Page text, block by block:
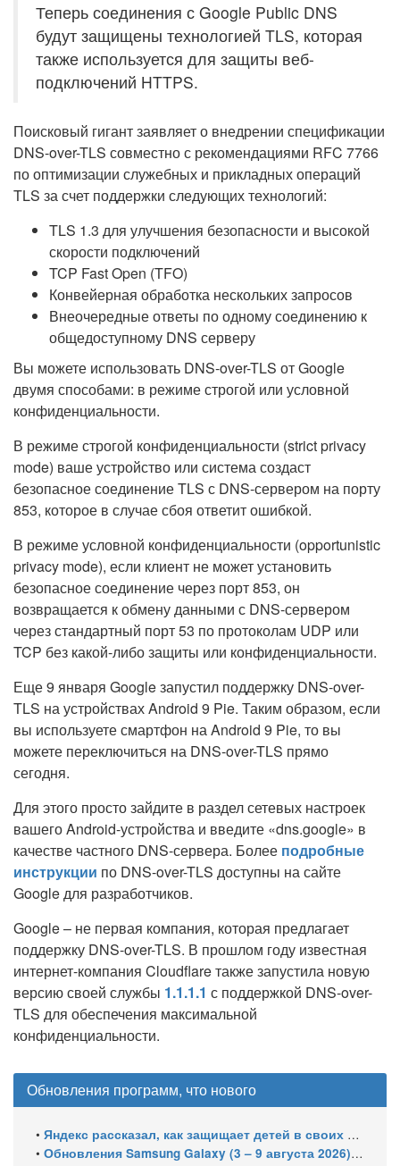
Теперь соединения с Google Public DNS
будут защищены технологией TLS, которая
также используется для защиты веб-
подключений HTTPS.
Поисковый гигант заявляет о внедрении спецификации
DNS-over-TLS совместно с рекомендациями RFC 7766
по оптимизации служебных и прикладных операций
TLS за счет поддержки следующих технологий:
TLS 1.3 для улучшения безопасности и высокой
скорости подключений
TCP Fast Open (TFO)
Конвейерная обработка нескольких запросов
Внеочередные ответы по одному соединению к
общедоступному DNS серверу
Вы можете использовать DNS-over-TLS от Google
двумя способами: в режиме строгой или условной
конфиденциальности.
В режиме строгой конфиденциальности (strict privacy
mode) ваше устройство или система создаст
безопасное соединение TLS с DNS-сервером на порту
853, которое в случае сбоя ответит ошибкой.
В режиме условной конфиденциальности (opportunistic
privacy mode), если клиент не может установить
безопасное соединение через порт 853, он
возвращается к обмену данными с DNS-сервером
через стандартный порт 53 по протоколам UDP или
TCP без какой-либо защиты или конфиденциальности.
Еще 9 января Google запустил поддержку DNS-over-
TLS на устройствах Android 9 Pie. Таким образом, если
вы используете смартфон на Android 9 Pie, то вы
можете переключиться на DNS-over-TLS прямо
сегодня.
Для этого просто зайдите в раздел сетевых настроек
вашего Android-устройства и введите «dns.google» в
качестве частного DNS-сервера. Более подробные
инструкции по DNS-over-TLS доступны на сайте
Google для разработчиков.
Google – не первая компания, которая предлагает
поддержку DNS-over-TLS. В прошлом году известная
интернет-компания Cloudflare также запустила новую
версию своей службы 1.1.1.1 с поддержкой DNS-over-
TLS для обеспечения максимальной
конфиденциальности.
Обновления программ, что нового
• Яндекс рассказал, как защищает детей в своих сервисах: опубликован отчёт за 2025–2026 годы
• Обновления Samsung Galaxy (3 – 9 августа 2026): Подготовка One UI 9 Beta 5 и июльский патч для бюджетных смартфонов